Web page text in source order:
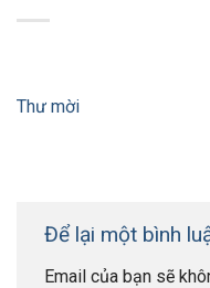
Thư mời
Để lại một bình
Email của bạn sẽ